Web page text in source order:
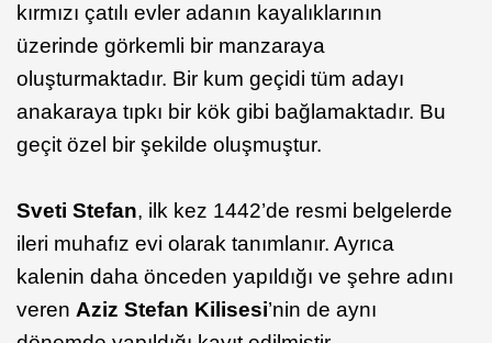
kırmızı çatılı evler adanın kayalıklarının
üzerinde görkemli bir manzaraya
oluşturmaktadır. Bir kum geçidi tüm adayı
anakaraya tıpkı bir kök gibi bağlamaktadır. Bu
geçit özel bir şekilde oluşmuştur.
Sveti Stefan, ilk kez 1442’de resmi belgelerde
ileri muhafız evi olarak tanımlanır. Ayrıca
kalenin daha önceden yapıldığı ve şehre adını
veren Aziz Stefan Kilisesi’nin de aynı